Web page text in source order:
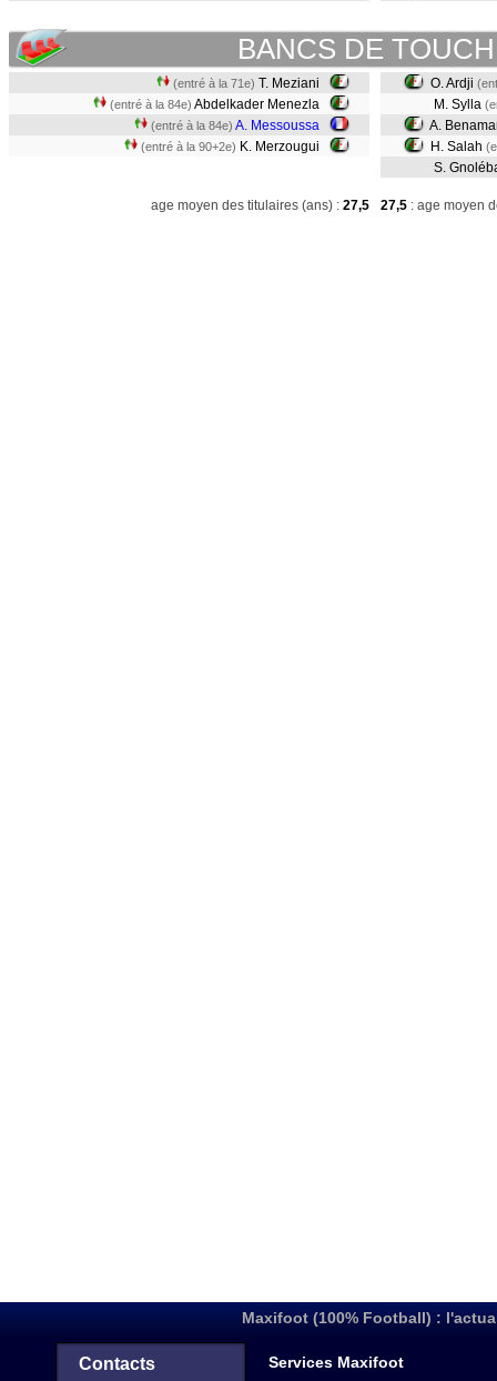
BANCS DE
(entré à la 71e) T. Meziani
(entré à la 84e) Abdelkader Menezla
(entré à la 84e) A. Messoussa
(entré à la 90+2e) K. Merzougui
O. Ardji
M. Sylla
A.
H. Salah
S.
age moyen des titulaires (ans) : 27,5 27,5 : age moyen
Maxifoot (100% Football) :
Contacts Services Maxifoot